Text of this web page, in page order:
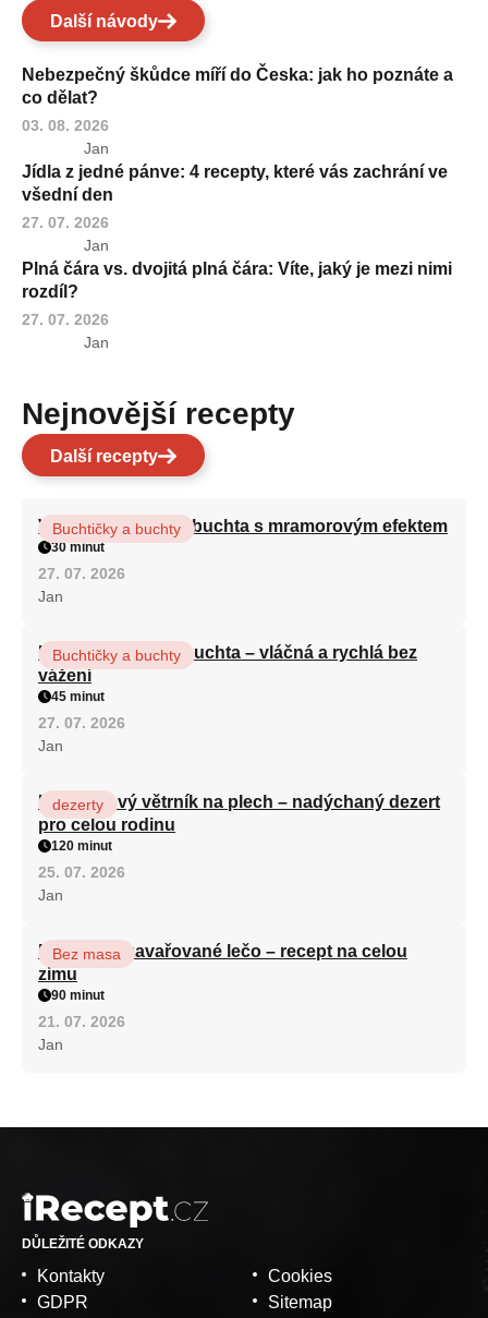
Další návody
Nebezpečný škůdce míří do Česka: jak ho poznáte a
co dělat?
03. 08. 2026
Jan
Jídla z jedné pánve: 4 recepty, které vás zachrání ve
všední den
27. 07. 2026
Jan
Plná čára vs. dvojitá plná čára: Víte, jaký je mezi nimi
rozdíl?
27. 07. 2026
Jan
Nejnovější recepty
Další recepty
Vláčná olejová litá buchta s mramorovým efektem
Buchtičky a buchty
30 minut
27. 07. 2026
Jan
Hrnková maková buchta – vláčná a rychlá bez
vážení
Buchtičky a buchty
45 minut
27. 07. 2026
Jan
Karamelový větrník na plech – nadýchaný dezert
pro celou rodinu
dezerty
120 minut
25. 07. 2026
Jan
Babiččino zavařované lečo – recept na celou
zimu
Bez masa
90 minut
21. 07. 2026
Jan
DŮLEŽITÉ ODKAZY
Kontakty
GDPR
Cookies
Sitemap